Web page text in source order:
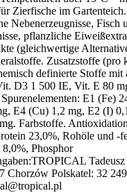
Zierfische im Gartenteich.
Nebenerzeugnisse, Fisch
pflanzliche
(gleichwertige
Zusatzstoffe (pro
definierte Stoffe
D3 1 500 IE, Vit. E 80
E1 (Fe)
E4 (Cu) 1,2 mg, E2 (I)
Farbstoffe.
23,0%, Rohöle und -
Phosphor
Chorzów Polskatel: 32